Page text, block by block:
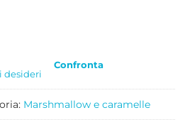
desideri
Confronta
Marshmallow e caramelle